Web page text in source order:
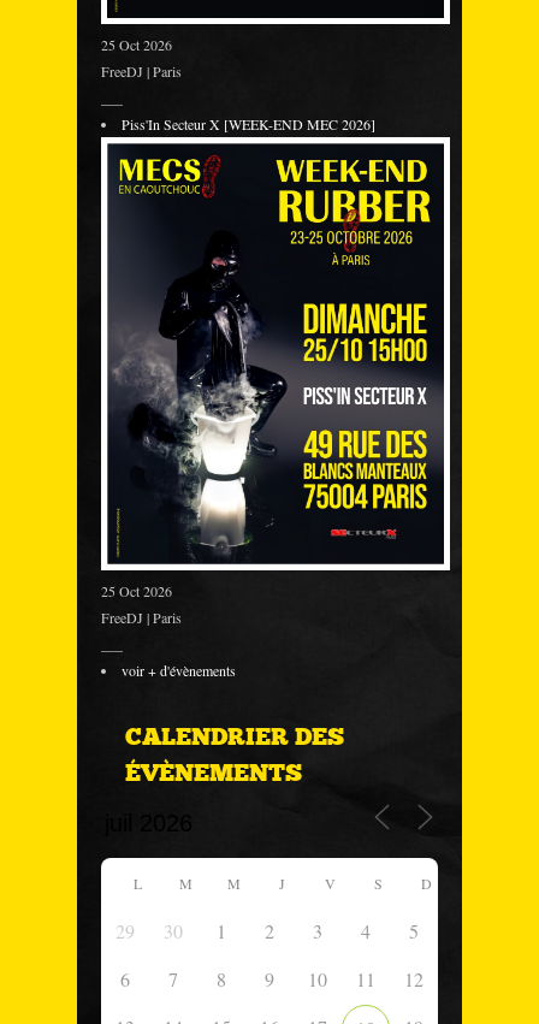
25 Oct 2026
FreeDJ | Paris
Piss'In Secteur X [WEEK-END MEC 2026]
25 Oct 2026
FreeDJ | Paris
voir + d'évènements
CALENDRIER DES
ÉVÈNEMENTS
L M M J V S D
29 30 1 2 3 4
5
6
7 8 9 10 11
12